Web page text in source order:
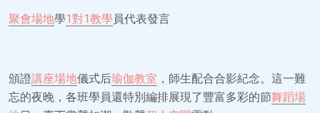
聚會場地學1對1教學 員代表發言
頒證講座場地儀式后瑜伽教室 ，師生配合合影紀念。這一難
忘的夜晚，各班學員還特別編排展現了豐富多彩的節舞蹈場